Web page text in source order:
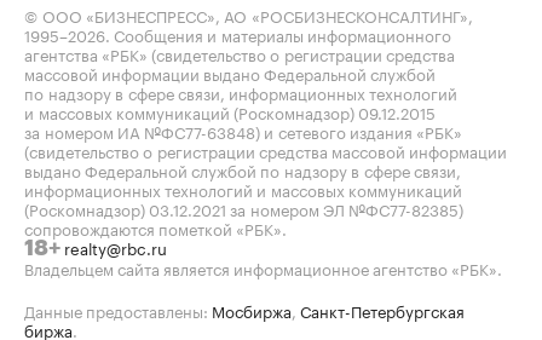
© ООО «БИЗНЕСПРЕСС», АО «РОСБИЗНЕСКОНСАЛТИНГ»,
1995–2026 . Сообщения и материалы информационного
агентства «РБК» (свидетельство о регистрации средства
массовой информации выдано Федеральной службой
по надзору в сфере связи, информационных технологий
и массовых коммуникаций (Роскомнадзор) 09.12.2015
за номером ИА №ФС77-63848) и сетевого издания «РБК»
(свидетельство о регистрации средства массовой информации
выдано Федеральной службой по надзору в сфере связи,
информационных технологий и массовых коммуникаций
(Роскомнадзор) 03.12.2021 за номером ЭЛ №ФС77-82385)
сопровождаются пометкой «РБК».
18+ realty@rbc.ru
Владельцем сайта является информационное агентство «РБК».
Данные предоставлены: Мосбиржа Санкт-Петербургская
биржа